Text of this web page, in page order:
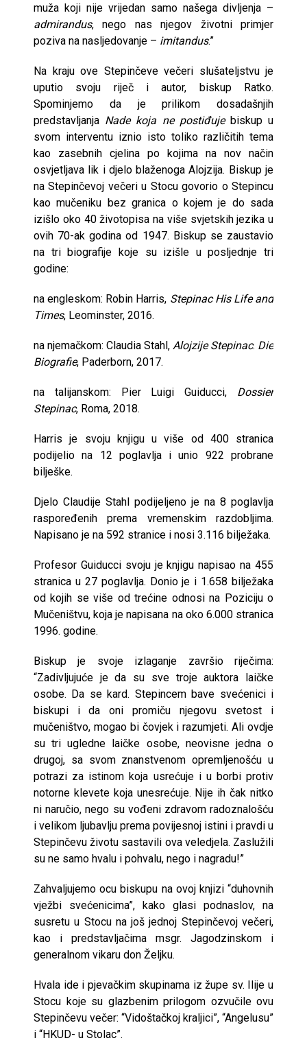
muža koji nije vrijedan samo našega divljenja –
admirandus, nego nas njegov životni primjer
poziva na nasljedovanje – imitandus.”
Na kraju ove Stepinčeve večeri slušateljstvu je
uputio svoju riječ i autor, biskup Ratko.
Spominjemo da je prilikom dosadašnjih
predstavljanja Nade koja ne postiđuje biskup u
svom interventu iznio isto toliko različitih tema
kao zasebnih cjelina po kojima na nov način
osvjetljava lik i djelo blaženoga Alojzija. Biskup je
na Stepinčevoj večeri u Stocu govorio o Stepincu
kao mučeniku bez granica o kojem je do sada
izišlo oko 40 životopisa na više svjetskih jezika u
ovih 70-ak godina od 1947. Biskup se zaustavio
na tri biografije koje su izišle u posljednje tri
godine:
na engleskom: Robin Harris, Stepinac His Life and
Times, Leominster, 2016.
na njemačkom: Claudia Stahl, Alojzije Stepinac. Die
Biografie, Paderborn, 2017.
na talijanskom: Pier Luigi Guiducci, Dossier
Stepinac, Roma, 2018.
Harris je svoju knjigu u više od 400 stranica
podijelio na 12 poglavlja i unio 922 probrane
bilješke.
Djelo Claudije Stahl podijeljeno je na 8 poglavlja
raspoređenih prema vremenskim razdobljima.
Napisano je na 592 stranice i nosi 3.116 bilježaka.
Profesor Guiducci svoju je knjigu napisao na 455
stranica u 27 poglavlja. Donio je i 1.658 bilježaka
od kojih se više od trećine odnosi na Poziciju o
Mučeništvu, koja je napisana na oko 6.000 stranica
1996. godine.
Biskup je svoje izlaganje završio riječima:
“Zadivljujuće je da su sve troje auktora laičke
osobe. Da se kard. Stepincem bave svećenici i
biskupi i da oni promiču njegovu svetost i
mučeništvo, mogao bi čovjek i razumjeti. Ali ovdje
su tri ugledne laičke osobe, neovisne jedna o
drugoj, sa svom znanstvenom opremljenošću u
potrazi za istinom koja usrećuje i u borbi protiv
notorne klevete koja unesrećuje. Nije ih čak nitko
ni naručio, nego su vođeni zdravom radoznalošću
i velikom ljubavlju prema povijesnoj istini i pravdi u
Stepinčevu životu sastavili ova veledjela. Zaslužili
su ne samo hvalu i pohvalu, nego i nagradu!”
Zahvaljujemo ocu biskupu na ovoj knjizi “duhovnih
vježbi svećenicima”, kako glasi podnaslov, na
susretu u Stocu na još jednoj Stepinčevoj večeri,
kao i predstavljačima msgr. Jagodzinskom i
generalnom vikaru don Željku.
Hvala ide i pjevačkim skupinama iz župe sv. Ilije u
Stocu koje su glazbenim prilogom ozvučile ovu
Stepinčevu večer: “Vidoštačkoj kraljici”, “Angelusu”
i “HKUD- u Stolac”.